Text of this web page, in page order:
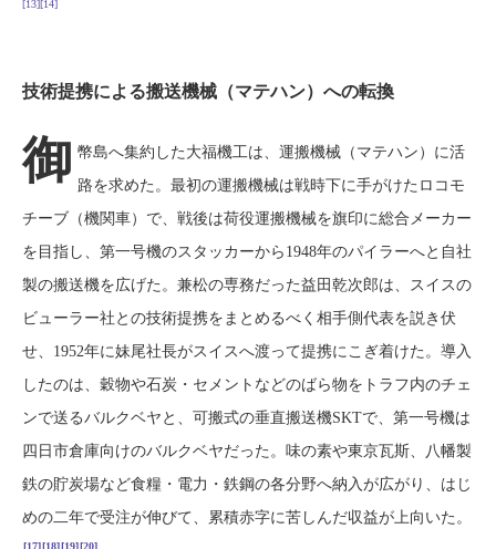
[13][14]
技術提携による搬送機械（マテハン）への転換
御 幣島へ集約した大福機工は、運搬機械（マテハン）に活
路を求めた。最初の運搬機械は戦時下に手がけたロコモ
チーブ（機関車）で、戦後は荷役運搬機械を旗印に総合メーカー
を目指し、第一号機のスタッカーから1948年のパイラーへと自社
製の搬送機を広げた。兼松の専務だった益田乾次郎は、スイスの
ビューラー社との技術提携をまとめるべく相手側代表を説き伏
せ、1952年に妹尾社長がスイスへ渡って提携にこぎ着けた。導入
したのは、穀物や石炭・セメントなどのばら物をトラフ内のチェ
ンで送るバルクベヤと、可搬式の垂直搬送機SKTで、第一号機は
四日市倉庫向けのバルクベヤだった。味の素や東京瓦斯、八幡製
鉄の貯炭場など食糧・電力・鉄鋼の各分野へ納入が広がり、はじ
めの二年で受注が伸びて、累積赤字に苦しんだ収益が上向いた。
[17][18][19][20]